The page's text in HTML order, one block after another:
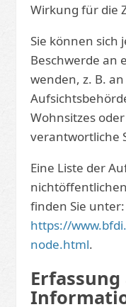
Wirkung für die
Sie können sich
Beschwerde an
wenden, z. B.
Wohnsitzes
verantwortliche
Eine Liste der
finden Sie unter:
https://
node.html.